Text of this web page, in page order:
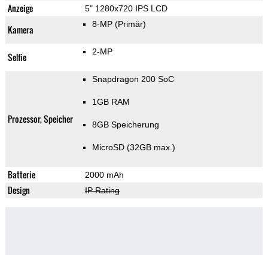
Anzeige 5" 1280x720 IPS LCD
Kamera 8-MP (Primär)
Selfie 2-MP
Prozessor, Speicher
Snapdragon 200 SoC
1GB RAM
8GB Speicherung
MicroSD (32GB max.)
Batterie 2000 mAh
Design IP Rating